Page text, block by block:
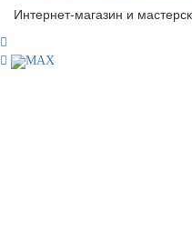
Интернет-магазин и